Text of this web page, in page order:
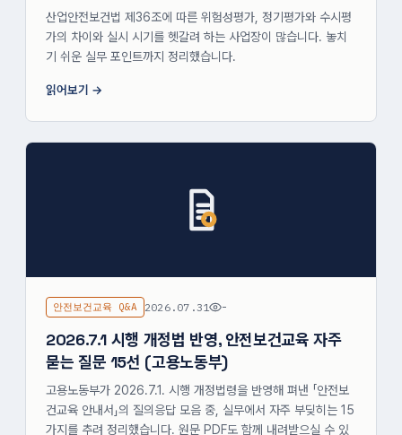
산업안전보건법 제36조에 따른 위험성평가, 정기평가와 수시평
가의 차이와 실시 시기를 헷갈려 하는 사업장이 많습니다. 놓치
기 쉬운 실무 포인트까지 정리했습니다.
읽어보기
안전보건교육 Q&A 2026.07.31 -
2026.7.1 시행 개정법 반영, 안전보건교육 자주
묻는 질문 15선 (고용노동부)
고용노동부가 2026.7.1. 시행 개정법령을 반영해 펴낸 「안전보
건교육 안내서」의 질의응답 모음 중, 실무에서 자주 부딪히는 15
가지를 추려 정리했습니다. 원문 PDF도 함께 내려받으실 수 있